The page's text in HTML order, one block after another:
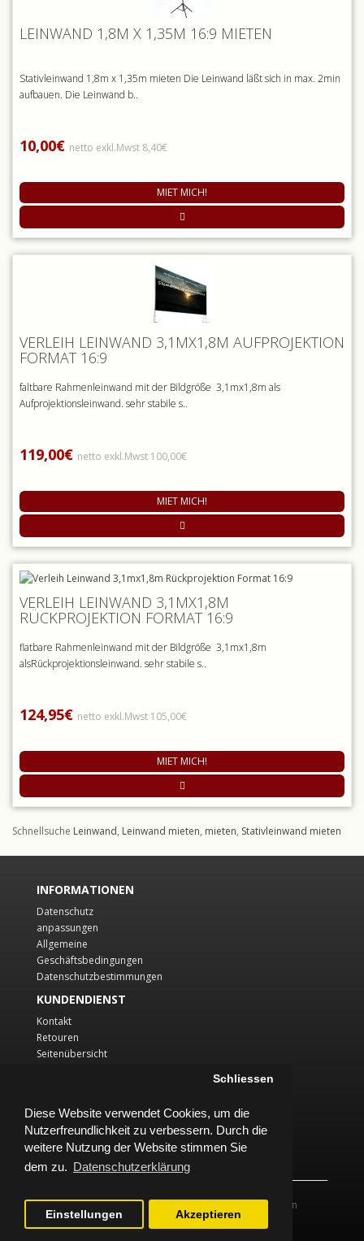
Diese Website verwendet Cookies, um die
Nutzerfreundlichkeit zu verbessern. Durch die
weitere Nutzung der Website stimmen Sie
dem zu. Datenschutzerklärung
Schliessen
Einstellungen Akzeptieren
LEINWAND 1,8M X 1,35M 16:9 MIETEN
Stativleinwand 1,8m x 1,35m mieten Die Leinwand läßt sich in max. 2min
aufbauen. Die Leinwand b..
10,00€ netto exkl.Mwst 8,40€
MIET MICH!
VERLEIH LEINWAND 3,1MX1,8M AUFPROJEKTION
FORMAT 16:9
faltbare Rahmenleinwand mit der Bildgröße 3,1mx1,8m als
Aufprojektionsleinwand. sehr stabile s..
119,00€ netto exkl.Mwst 100,00€
MIET MICH!
VERLEIH LEINWAND 3,1MX1,8M
RÜCKPROJEKTION FORMAT 16:9
flatbare Rahmenleinwand mit der Bildgröße 3,1mx1,8m
alsRückprojektionsleinwand. sehr stabile s..
124,95€ netto exkl.Mwst 105,00€
MIET MICH!
Schnellsuche Leinwand, Leinwand mieten, mieten, Stativleinwand mieten
INFORMATIONEN
Datenschutz
anpassungen
Allgemeine
Geschäftsbedingungen
Datenschutzbestimmungen
KUNDENDIENST
Kontakt
Retouren
Seitenübersicht
Auftragsverlauf
Wunschliste
Newsletter
Powered By Stemerone Veranstaltungstechnik Inh. Stefan
Merker © 2026